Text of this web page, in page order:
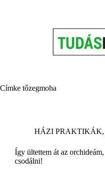
Címke tőzegmoha
HÁZI PRAKTIKÁK,
Így ültettem át az
csodálni!